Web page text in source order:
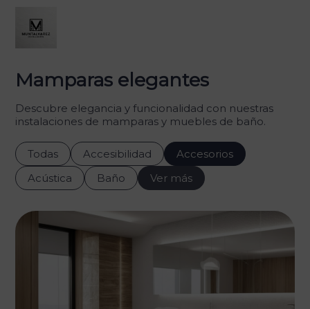
Mamparas elegantes
Descubre elegancia y funcionalidad con nuestras
instalaciones de mamparas y muebles de baño.
Todas Accesibilidad
Accesorios
Acústica
Baño Ver más